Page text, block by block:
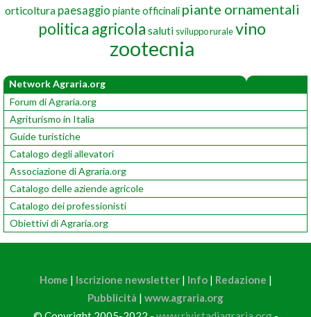
orticoltura paesaggio piante officinali piante ornamentali
politica agricola saluti sviluppo ruralevino
zootecnia
Network Agraria.org
Forum di Agraria.org
Agriturismo in Italia
Guide turistiche
Catalogo degli allevatori
Associazione di Agraria.org
Catalogo delle aziende agricole
Catalogo dei professionisti
Obiettivi di Agraria.org
Home | Iscrizione newsletter| Info| Redazione |
Pubblicità | www.agraria.org